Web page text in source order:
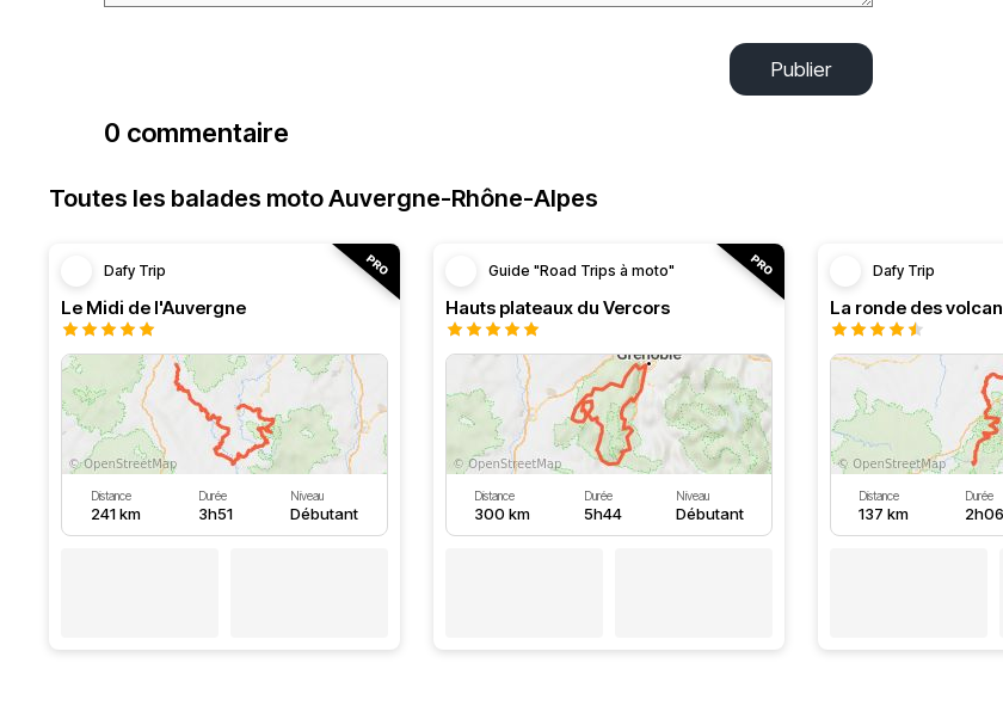
Publier
0 commentaire
Toutes les balades moto Auvergne-Rhône-Alpes
Dafy Trip
Le Midi de l'Auvergne
Distance
241 km
Durée
3h51
Niveau
Débutant
Guide "Road Trips à moto"
Hauts plateaux du Vercors
Distance
300 km
Durée
5h44
Niveau
Débutant
Dafy Trip
La ronde des
Distance
137 km
Durée
2h06